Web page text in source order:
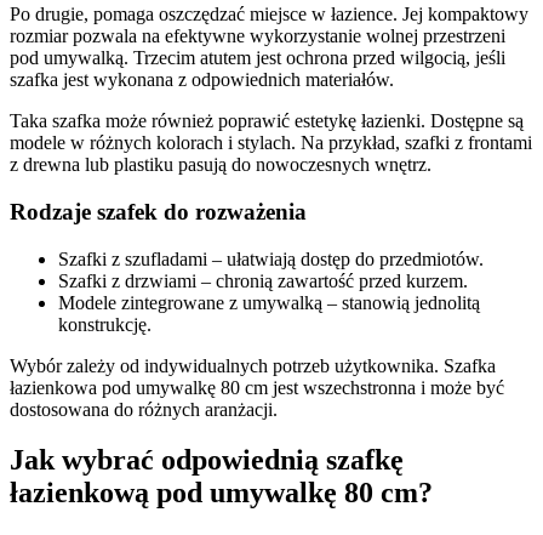
Po drugie, pomaga oszczędzać miejsce w łazience. Jej kompaktowy
rozmiar pozwala na efektywne wykorzystanie wolnej przestrzeni
pod umywalką. Trzecim atutem jest ochrona przed wilgocią, jeśli
szafka jest wykonana z odpowiednich materiałów.
Taka szafka może również poprawić estetykę łazienki. Dostępne są
modele w różnych kolorach i stylach. Na przykład, szafki z frontami
z drewna lub plastiku pasują do nowoczesnych wnętrz.
Rodzaje szafek do rozważenia
Szafki z szufladami – ułatwiają dostęp do przedmiotów.
Szafki z drzwiami – chronią zawartość przed kurzem.
Modele zintegrowane z umywalką – stanowią jednolitą
konstrukcję.
Wybór zależy od indywidualnych potrzeb użytkownika. Szafka
łazienkowa pod umywalkę 80 cm jest wszechstronna i może być
dostosowana do różnych aranżacji.
Jak wybrać odpowiednią szafkę
łazienkową pod umywalkę 80 cm?